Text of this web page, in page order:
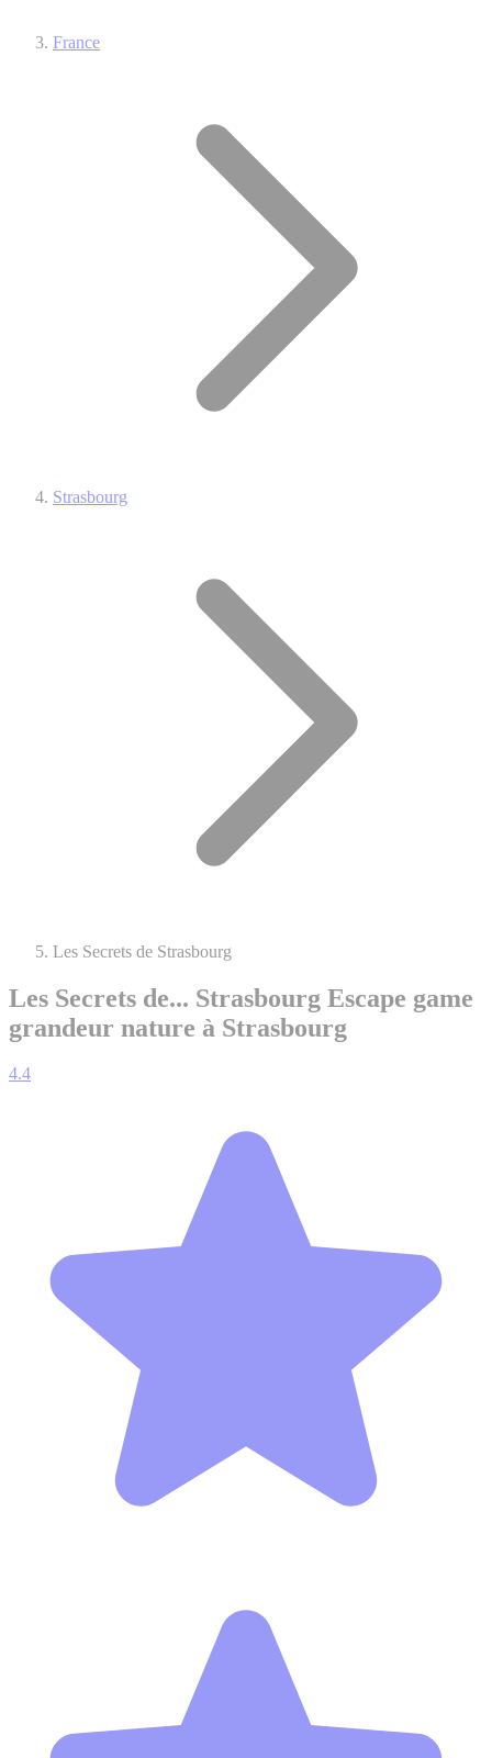
France
Strasbourg
Les Secrets de Strasbourg
Les Secrets de... Strasbourg Escape game
grandeur nature à Strasbourg
4.4